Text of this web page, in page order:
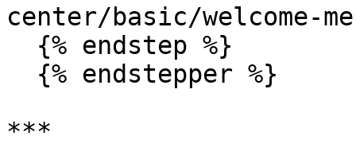
center/basic/welcome-
***